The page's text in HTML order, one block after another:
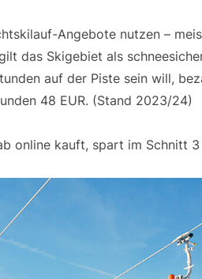
Angebote nutzen –
das Skigebiet als
auf der Piste sein will,
48 EUR. (Stand 2023/24)
online kauft, spart im Schnitt 3